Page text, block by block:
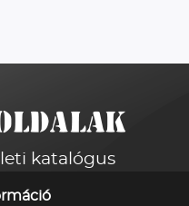
katalógus